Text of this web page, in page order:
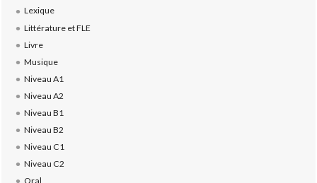
Lexique
Littérature et FLE
Livre
Musique
Niveau A1
Niveau A2
Niveau B1
Niveau B2
Niveau C1
Niveau C2
Oral